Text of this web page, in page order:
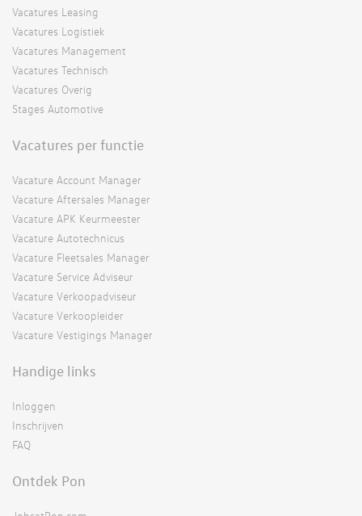
Vacatures Leasing
Vacatures Logistiek
Vacatures Management
Vacatures Technisch
Vacatures Overig
Stages Automotive
Vacatures per functie
Vacature Account Manager
Vacature Aftersales Manager
Vacature APK Keurmeester
Vacature Autotechnicus
Vacature Fleetsales Manager
Vacature Service Adviseur
Vacature Verkoopadviseur
Vacature Verkoopleider
Vacature Vestigings Manager
Handige links
Inloggen
Inschrijven
FAQ
Ontdek Pon